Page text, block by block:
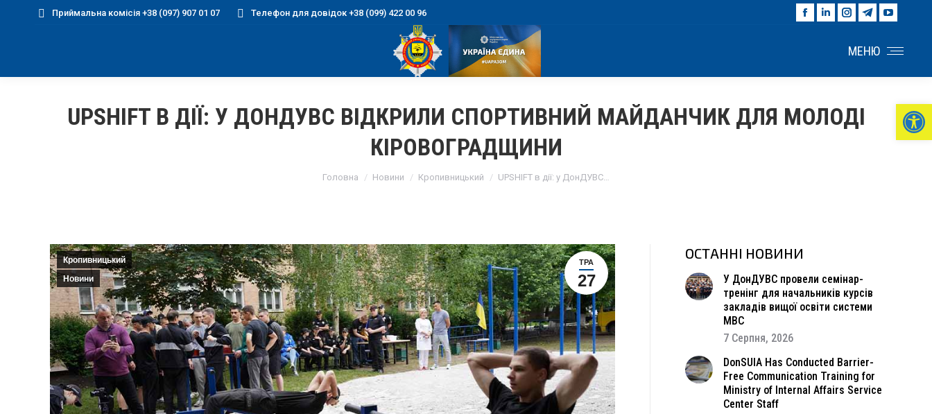
Приймальна комісія +38 (097) 907 01 07 Телефон для довідок +38 (099) 422 00 96
FacebookLinkedin
opens
Instagram
opens
window
Telegram
opens
window
opens
МЕНЮ
UPSHIFT В ДІЇ: У ДОНДУВС ВІДКРИЛИ СПОРТИВНИЙ МАЙДАНЧИК ДЛЯ МОЛОДІ
КІРОВОГРАДЩИНИ
Головна Новини Кропивницький UPSHIFT в дії: у ДонДУВС…
ТРА
27
Кропивницький
Новини
ОСТАННІ НОВИНИ
У ДонДУВС провели семінар-
тренінг для начальників курсів
закладів вищої освіти системи
МВС
7 Серпня, 2026
DonSUIA Has Conducted Barrier-
Free Communication Training for
Ministry of Internal Affairs Service
Center Staff